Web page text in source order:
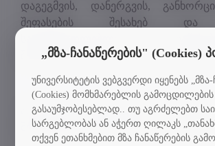
დაგეგმვის, დანერგვის,
შეფასების შესახებ და
შემუშავებენ მესამე მისიის
პროექტს ახორციელებს
შემადგენლობაში შედიან:
„მზა-ჩანაწერების" (Cookies)
უნივერსიტეტის ვებგვერდი იყენებს
(Cookies) მომხმარებლის გამოცდილების
გასაუმჯობესებლად.. თუ აგრძელებთ
სარგებლობას ან აჭერთ ღილაკს
თქვენ ეთანხმებით მზა ჩანაწერების